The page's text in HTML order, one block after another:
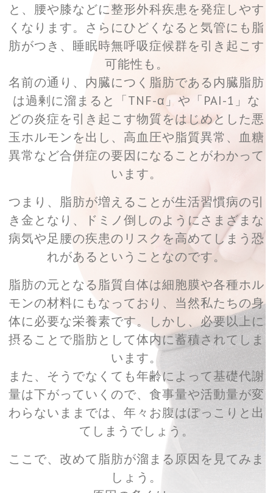
と、腰や膝などに整形外科疾患を発症しやす
くなります。さらにひどくなると気管にも脂
肪がつき、睡眠時無呼吸症候群を引き起こす
可能性も。
名前の通り、内臓につく脂肪である内臓脂肪
は過剰に溜まると「TNF-α」や「PAI-1」な
どの炎症を引き起こす物質をはじめとした悪
玉ホルモンを出し、高血圧や脂質異常、血糖
異常など合併症の要因になることがわかって
います。
つまり、脂肪が増えることが生活習慣病の引
き金となり、ドミノ倒しのようにさまざまな
病気や足腰の疾患のリスクを高めてしまう恐
れがあるということなのです。
脂肪の元となる脂質自体は細胞膜や各種ホル
モンの材料にもなっており、当然私たちの身
体に必要な栄養素です。しかし、必要以上に
摂ることで脂肪として体内に蓄積されてしま
います。
また、そうでなくても年齢によって基礎代謝
量は下がっていくので、食事量や活動量が変
わらないままでは、年々お腹はぽっこりと出
てしまうでしょう。
ここで、改めて脂肪が溜まる原因を見てみま
しょう。